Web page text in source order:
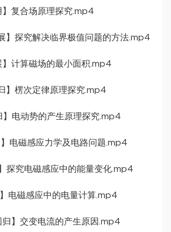
复合场原理探究.mp4
】探究解决临界极值问题的方法.mp4
计算磁场的最小面积.mp4
】楞次定律原理探究.mp4
电动势的产生原理探究.mp4
电磁感应力学及电路问题.mp4
探究电磁感应中的能量变化.mp4
电磁感应中的电量计算.mp4
归】交变电流的产生原因.mp4